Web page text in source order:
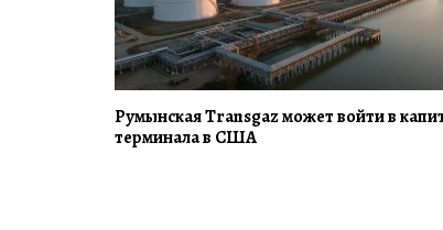
Румынская Transgaz может войти в
терминала в США